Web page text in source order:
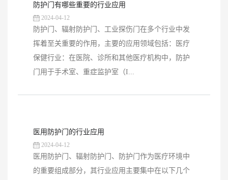
防护门有哪些重要的行业应用
2024-04-12
防护门、辐射防护门、工业探伤门在多个行业中发
挥着至关重要的作用，主要的应用领域包括：医疗
保健行业：在医院、诊所和其他医疗机构中，防护
门用于手术室、重症监护室（I...
医用防护门的行业应用
2024-04-12
医用防护门、辐射防护门、防护门作为医疗环境中
的重要组成部分，其行业应用主要集中在以下几个